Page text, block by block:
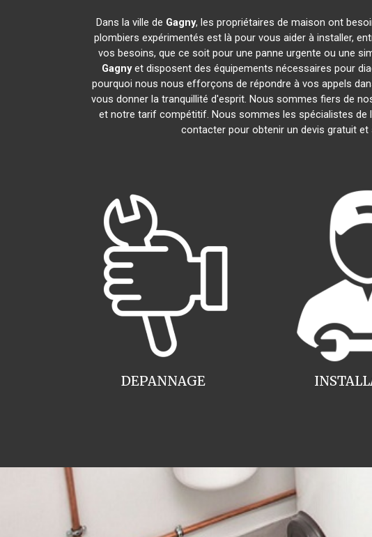
Dans la ville de Gagny, les propriétaires de maison ont
plombiers expérimentés est là pour vous aider à installer,
vos besoins, que ce soit pour une panne urgente ou une
Gagnyet disposent des équipements nécessaires pour
pourquoi nous nous efforçons de répondre à vos appels
vous donner la tranquillité d'esprit. Nous sommes fiers de
et notre tarif compétitif. Nous sommes les spécialistes de
contacter pour obtenir un devis gratuit
DEPANNAGE